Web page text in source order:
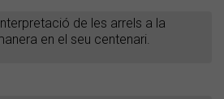
de les arrels a la
en el seu centenari.